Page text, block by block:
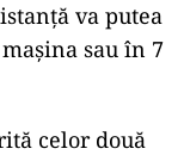
va putea
sau în 7
celor două